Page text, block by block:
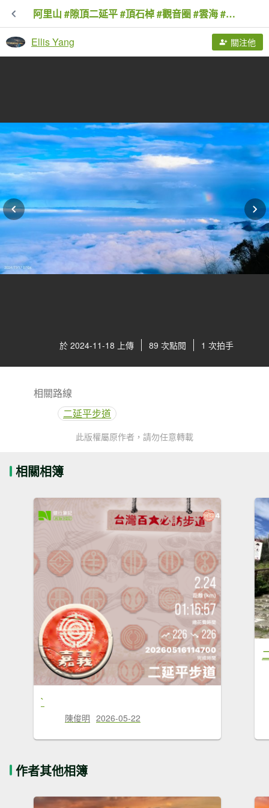
阿里山 #隙頂二延平 #頂石棹 #觀音圈 #雲海 #琉璃光 #雲瀑 #霧虹 11/17
Ellis Yang 關注他
於 2024-11-18 上傳 89 次點閱 1 次拍手
相關路線
二延平步道
此版權屬原作者，請勿任意轉載
相關相簿
`
陳俊明 2026-05-22
作者其他相簿